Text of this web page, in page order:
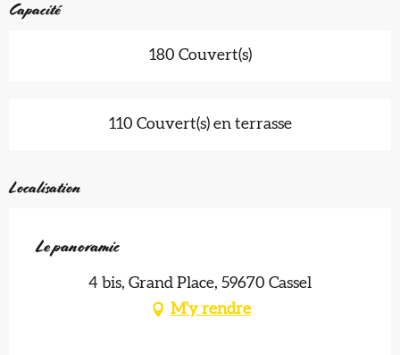
Capacité
180 Couvert(s)
110 Couvert(s) en terrasse
Localisation
Le panoramic
4 bis, Grand Place, 59670 Cassel
M'y rendre